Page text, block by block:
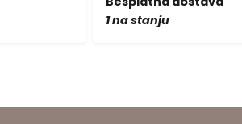
1 na stanju